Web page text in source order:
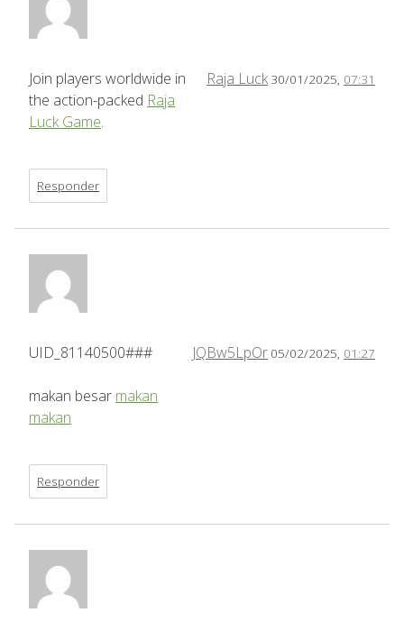
Raja Luck 30/01/2025, 07:31
Join players worldwide in
the action-packed Raja
Luck Game.
Responder
JQBw5LpOr 05/02/2025, 01:27
UID_81140500###
makan besar makan
makan
Responder